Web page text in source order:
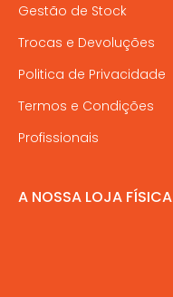
Gestão de Stock
Trocas e Devoluções
Politica de Privacidade
Termos e Condições
Profissionais
A NOSSA LOJA FÍSICA